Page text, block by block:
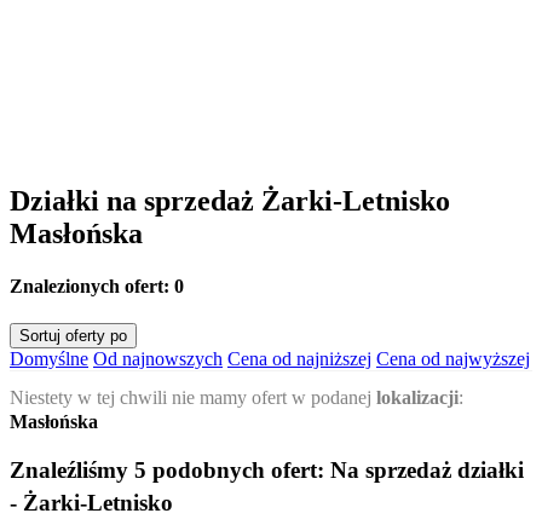
Działki na sprzedaż Żarki-Letnisko
Masłońska
Znalezionych ofert: 0
Sortuj oferty po
Domyślne Od najnowszych Cena od najniższej Cena od najwyższej
Niestety w tej chwili nie mamy ofert w podanej lokalizacji:
Masłońska
Znaleźliśmy 5 podobnych ofert: Na sprzedaż działki
- Żarki-Letnisko